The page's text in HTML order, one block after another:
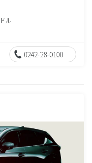
ル
0242-28-0100